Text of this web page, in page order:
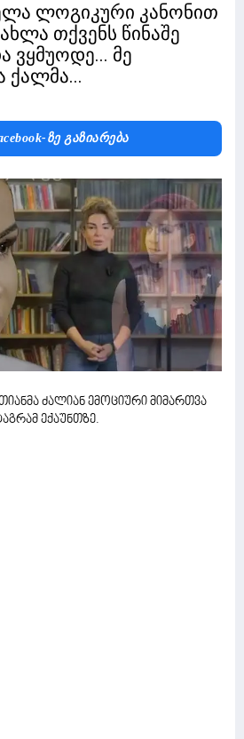
ლოგიკური კანონით
თქვენს წინაშე
ვყმუოდე... მე
ქალმა...
Ზე Გაზიარება
ძალიან ემოციური მიმართვა
ექაუნთზე.